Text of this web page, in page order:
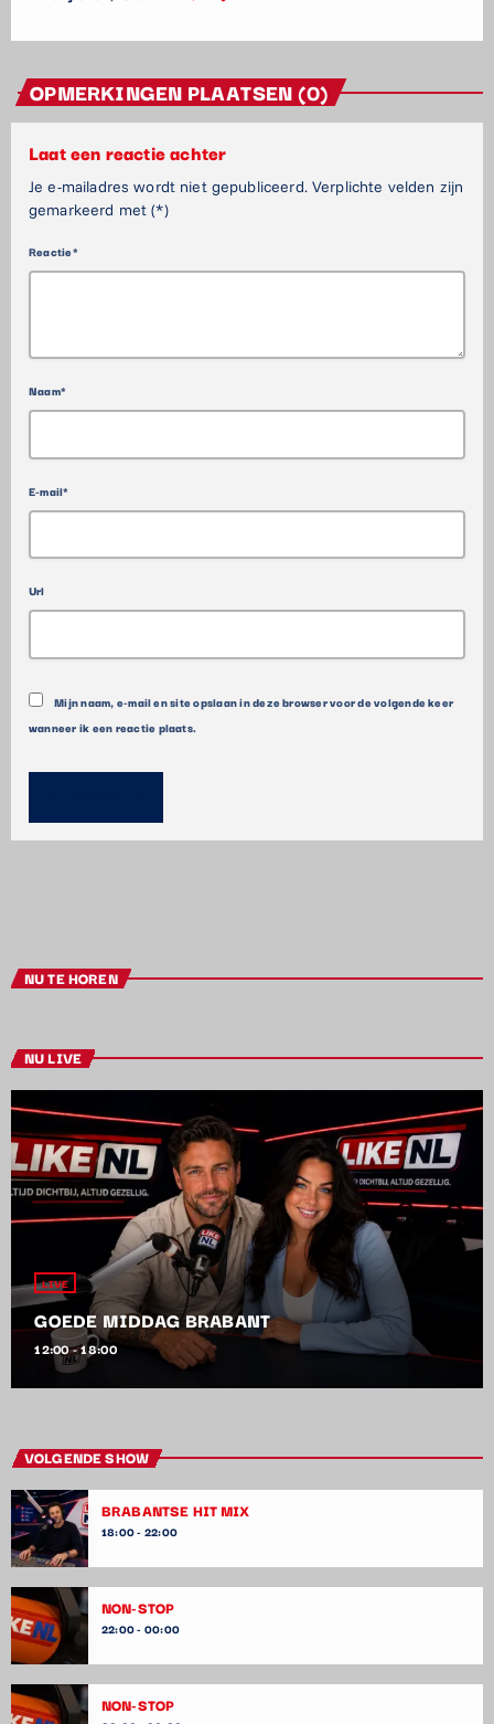
OPMERKINGEN PLAATSEN (0)
Laat een reactie achter
Je e-mailadres wordt niet gepubliceerd. Verplichte velden zijn
gemarkeerd met (*)
Reactie*
Naam*
E-mail*
Url
Mijn naam, e-mail en site opslaan in deze browser voor de volgende keer
wanneer ik een reactie plaats.
NU TE HOREN
NU LIVE
LIVE
GOEDE MIDDAG BRABANT
12:00 - 18:00
VOLGENDE SHOW
BRABANTSE HIT MIX
18:00 - 22:00
NON-STOP
22:00 - 00:00
NON-STOP